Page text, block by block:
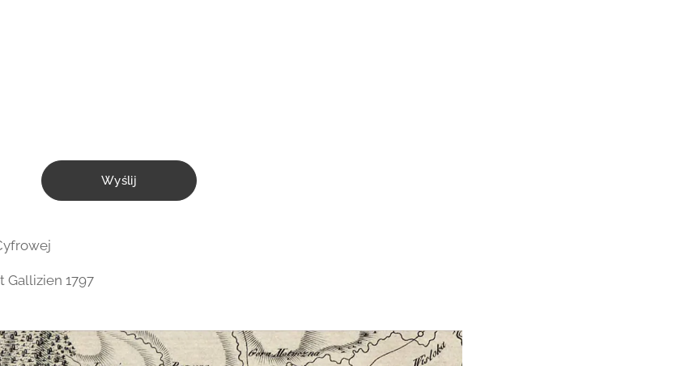
Wyślij
Gallizien 1797